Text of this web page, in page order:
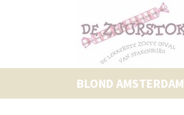
BLOND AMSTERDAM